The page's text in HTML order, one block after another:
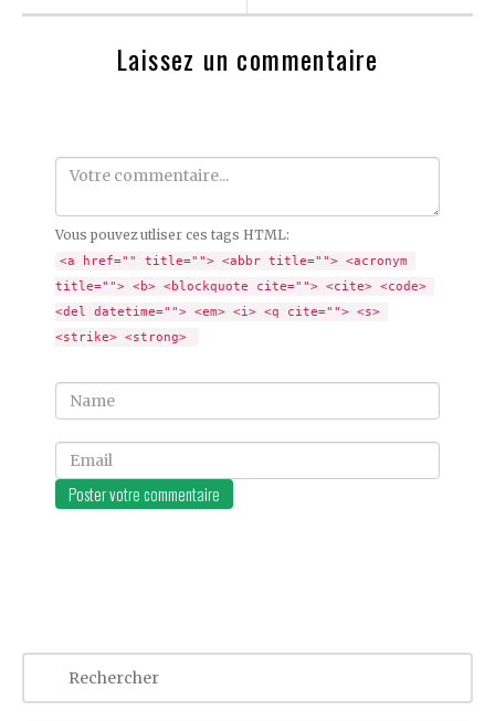
Laissez un commentaire
Comment
Vous pouvez utliser ces tags HTML:
<a href="" title=""> <abbr title=""> <acronym
title=""> <b> <blockquote cite=""> <cite> <code>
<del datetime=""> <em> <i> <q cite=""> <s>
<strike> <strong>
Name
Email